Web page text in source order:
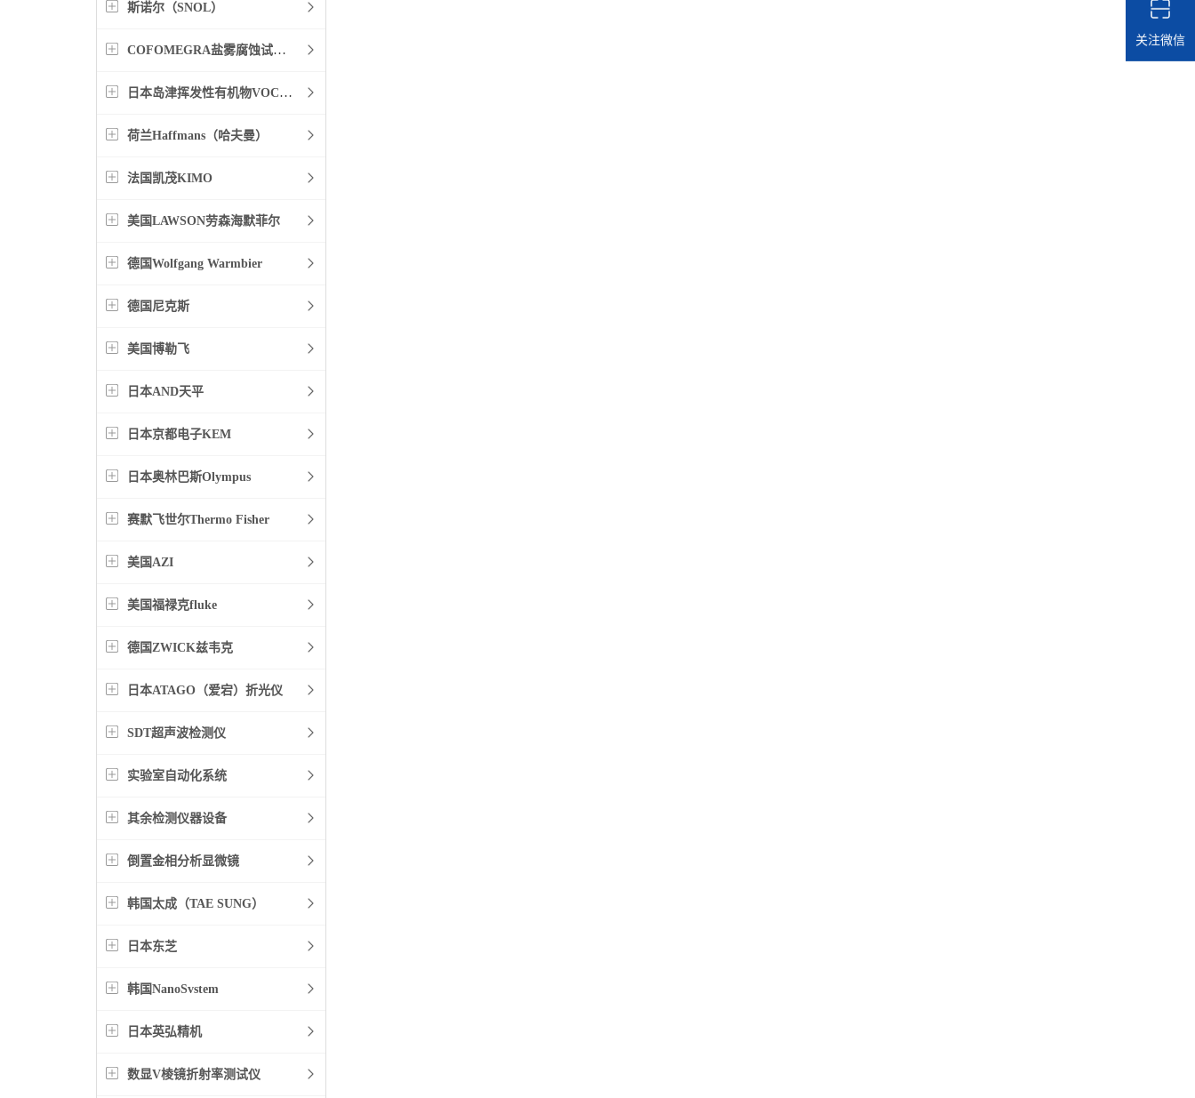
斯诺尔（SNOL）
COFOMEGRA盐雾腐蚀试验箱
日本岛津挥发性有机物VOC检测
荷兰Haffmans（哈夫曼）
法国凯茂KIMO
美国LAWSON劳森海默菲尔
德国Wolfgang Warmbier
德国尼克斯
美国博勒飞
日本AND天平
日本京都电子KEM
日本奥林巴斯Olympus
赛默飞世尔Thermo Fisher
美国AZI
美国福禄克fluke
德国ZWICK兹韦克
日本ATAGO（爱宕）折光仪
SDT超声波检测仪
实验室自动化系统
其余检测仪器设备
倒置金相分析显微镜
韩国太成（TAE SUNG）
日本东芝
韩国NanoSvstem
日本英弘精机
数显V棱镜折射率测试仪
关注微信